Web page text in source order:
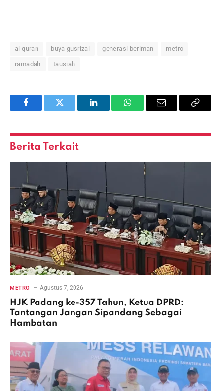
al quran buya gusrizal generasi beriman metro
ramadah tausiah
FacebookTwitter LinkedInWhatsAppEmail
Copy
Berita Terkait
METRO Agustus 7, 2026
HJK Padang ke-357 Tahun, Ketua DPRD:
Tantangan Jangan Sipandang Sebagai
Hambatan